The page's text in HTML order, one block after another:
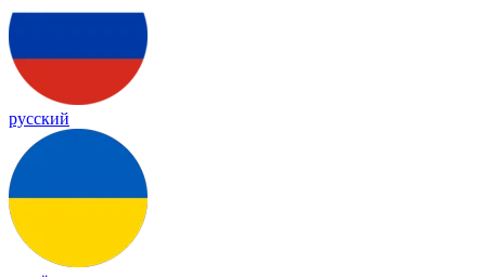
русский